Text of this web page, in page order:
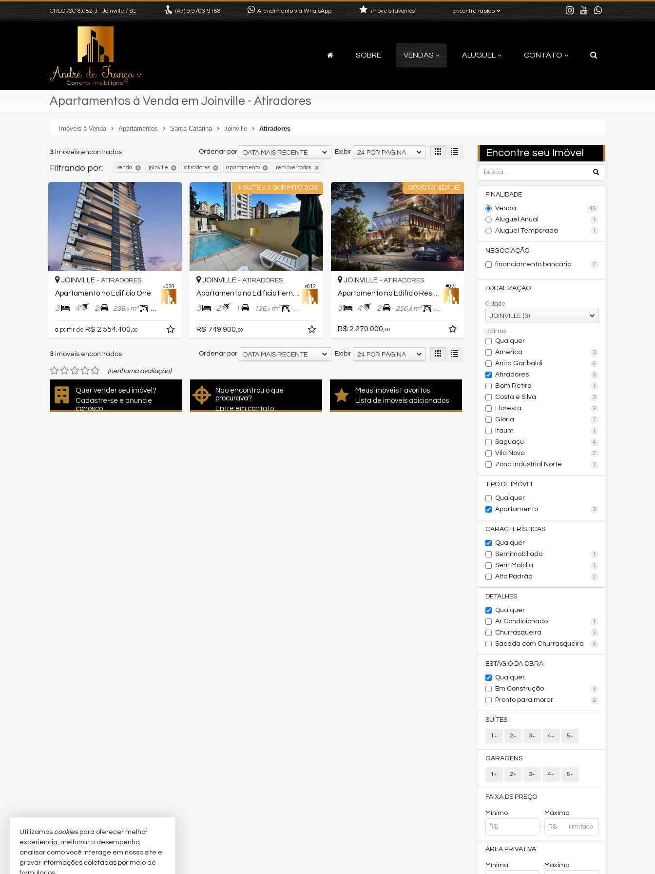
CRECI/SC 8.082-J - Joinville / SC (47) 9.9703-9188 Atendimento via WhatsApp encontre rápido
imóveis favoritos
SOBRE VENDAS ALUGUEL CONTATO
Apartamentos à Venda em Joinville - Atiradores
Imóveis à Venda Apartamentos Santa Catarina Joinville Atiradores
Encontre seu Imóvel
FINALIDADE
Venda
46
Aluguel Anual 1
Aluguel Temporada 1
NEGOCIAÇÃO
financiamento bancário
2
LOCALIZAÇÃO
Cidade
JOINVILLE (3)
Bairros
Qualquer
América
3
Anita Garibaldi 6
Atiradores 3
Bom Retiro 1
Costa e Silva 3
Floresta 9
Glória 7
Itaum 1
Saguaçu 4
Vila Nova 2
Zona Industrial Norte 1
TIPO DE IMÓVEL
Qualquer
Apartamento
3
CARACTERÍSTICAS
Qualquer
Semimobiliado
1
Sem Mobília 1
Alto Padrão 2
DETALHES
Qualquer
Ar Condicionado
1
Churrasqueira 3
Sacada com Churrasqueira 3
ESTÁGIO DA OBRA
Qualquer
Em Construção
1
Pronto para morar 2
SUÍTES
1+ 2+ 3+ 4+ 5+
GARAGENS
1+ 2+ 3+ 4+ 5+
FAIXA DE PREÇO
Mínimo Máximo
ÁREA PRIVATIVA
Mínima Máxima
3 imóveis encontrados Exibir 24 POR PÁGINA
Ordenar por DATA MAIS RECENTE
Filtrando por: venda joinville atiradores apartamento remover todos
#028
JOINVILLE - ATIRADORES
Apartamento no Edifício One
3 4 2 236,0m² 206,
a partir de R$ 2.554.400, 00
1 SUÍTE + 2 DORMITÓRIOS
#012
JOINVILLE - ATIRADORES
3 2 1 136,0m² 93,
R$ 749.900, 00
OPORTUNIDADE
#071
JOINVILLE - ATIRADORES
3 4 2 256,8m² 199,
R$ 2.270.000, 00
3 imóveis encontrados Exibir 24 POR PÁGINA
Ordenar por DATA MAIS RECENTE
(nenhuma avaliação)
Quer vender seu imóvel?
Cadastre-se e anuncie
conosco
Não encontrou o que
procurava?
Entre em contato
Meus imóveis Favoritos
Lista de imóveis adicionados
Utilizamos cookiespara oferecer melhor
experiência, melhorar o desempenho,
analisar como você interage em nosso site e
gravar informações coletadas por meio de